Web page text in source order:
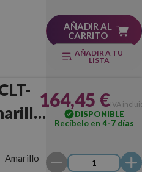
AÑADIR AL
CARRITO
AÑADIR A TU
LISTA
Amarillo
164,45 €IVA
DISPONIBLE
Recíbelo en 4-7 días